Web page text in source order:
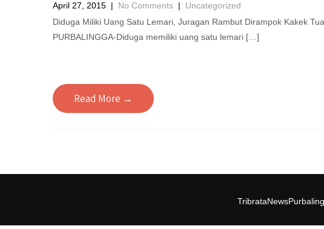
April 27, 2015 | No Comments | Uncategorized
Diduga Miliki Uang Satu Lemari, Juragan Rambut Dirampok Kakek
PURBALINGGA-Diduga memiliki uang satu lemari […]
Read More →